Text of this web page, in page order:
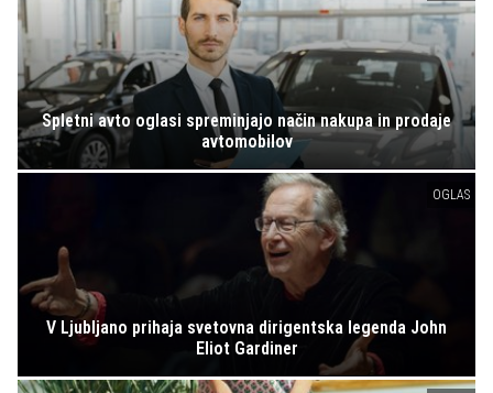
Spletni avto oglasi spreminjajo način nakupa in prodaje
avtomobilov
OGLAS
V Ljubljano prihaja svetovna dirigentska legenda John
Eliot Gardiner